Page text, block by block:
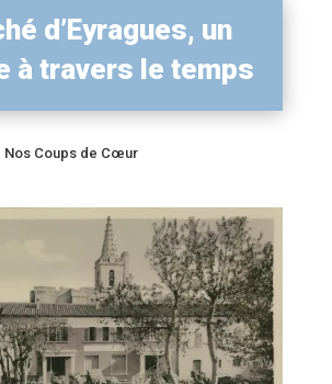
d’Eyragues, un
à travers le temps
Nos Coups de Cœur